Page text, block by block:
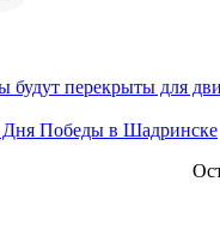
будут перекрыты для
Дня Победы в Шадринске